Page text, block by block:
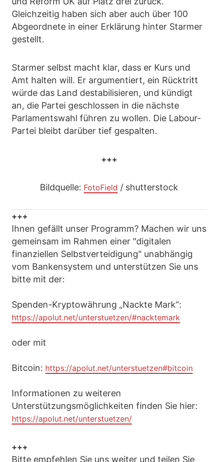
Gleichzeitig haben sich aber auch über 100
Abgeordnete in einer Erklärung hinter Starmer
gestellt.
Starmer selbst macht klar, dass er Kurs und
Amt halten will. Er argumentiert, ein Rücktritt
würde das Land destabilisieren, und kündigt
an, die Partei geschlossen in die nächste
Parlamentswahl führen zu wollen. Die Labour-
Partei bleibt darüber tief gespalten.
+++
Bildquelle: FotoField / shutterstock
+++
Ihnen gefällt unser Programm? Machen wir uns
gemeinsam im Rahmen einer "digitalen
finanziellen Selbstverteidigung" unabhängig
vom Bankensystem und unterstützen Sie uns
bitte mit der:
Spenden-Kryptowährung „Nackte Mark“:
https://apolut.net/unterstuetzen/#nacktemark
oder mit
Bitcoin: https://apolut.net/unterstuetzen#bitcoin
Informationen zu weiteren
Unterstützungsmöglichkeiten finden Sie hier:
https://apolut.net/unterstuetzen/
+++
Bitte empfehlen Sie uns weiter und teilen Sie